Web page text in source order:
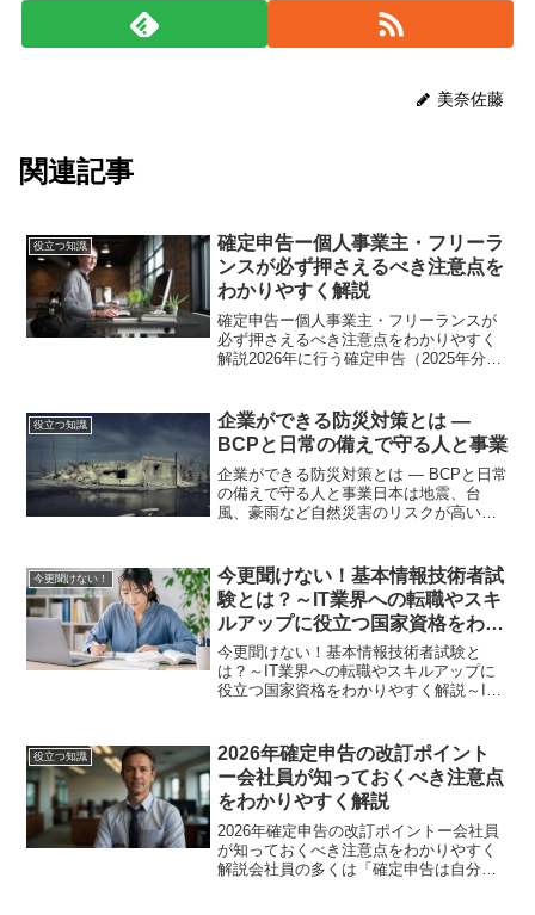
美奈佐藤
関連記事
役立つ知識
確定申告ー個人事業主・フリーラ
ンスが必ず押さえるべき注意点を
わかりやすく解説
確定申告ー個人事業主・フリーランスが
必ず押さえるべき注意点をわかりやすく
解説2026年に行う確定申告（2025年分の
ります。近年は税制改正に加え、e-Taxや
マイナンバ...
役立つ知識
企業ができる防災対策とは ―
BCPと日常の備えで守る人と事業
企業ができる防災対策とは ― BCPと日常
の備えで守る人と事業日本は地震、台
風、豪雨など自然災害のリスクが高い国
同時に企業には「事業を止めない」「取
引先や顧客に影響を最...
今更聞けない！
今更聞けない！基本情報技術者試
験とは？～IT業界への転職やスキ
ルアップに役立つ国家資格をわか
りやすく解説～
今更聞けない！基本情報技術者試験と
は？～IT業界への転職やスキルアップに
役立つ国家資格をわかりやすく解説～IT
本情報技術者試験」という資格を耳にし
たことがあるのではな...
役立つ知識
2026年確定申告の改訂ポイント
ー会社員が知っておくべき注意点
をわかりやすく解説
2026年確定申告の改訂ポイントー会社員
が知っておくべき注意点をわかりやすく
解説会社員の多くは「確定申告は自分に